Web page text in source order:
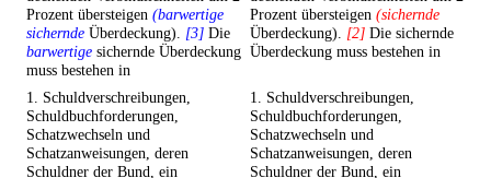
Prozent übersteigen (barwertige
sichernde Überdeckung). [3] Die
barwertige sichernde Überdeckung
muss bestehen in
Prozent übersteigen (sichernde
Überdeckung). [2] Die sichernde
Überdeckung muss bestehen in
1. Schuldverschreibungen,
Schuldbuchforderungen,
Schatzwechseln und
Schatzanweisungen, deren
Schuldner der Bund, ein
1. Schuldverschreibungen,
Schuldbuchforderungen,
Schatzwechseln und
Schatzanweisungen, deren
Schuldner der Bund, ein